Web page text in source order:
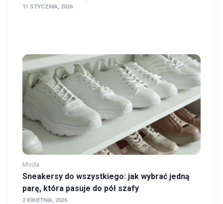
11 STYCZNIA, 2026
Moda
Sneakersy do wszystkiego: jak wybrać jedną
parę, która pasuje do pół szafy
2 KWIETNIA, 2026